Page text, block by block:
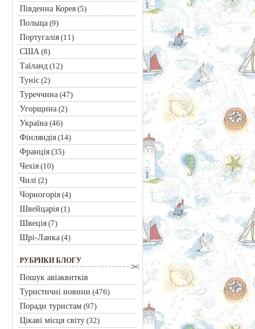
Південна Корея(5)
Польща(9)
Португалія(11)
США(8)
Таїланд(12)
Туніс(2)
Туреччина(47)
Угорщина(2)
Україна(46)
Фінляндія(14)
Франція(35)
Чехія(10)
Чилі(2)
Чорногорія(4)
Швейцарія(1)
Швеція(7)
Шрі-Ланка(4)
РУБРИКИ БЛОГУ
Пошук авіаквитків
Туристичні новини (476)
Поради туристам(97)
Цікаві місця світу(32)